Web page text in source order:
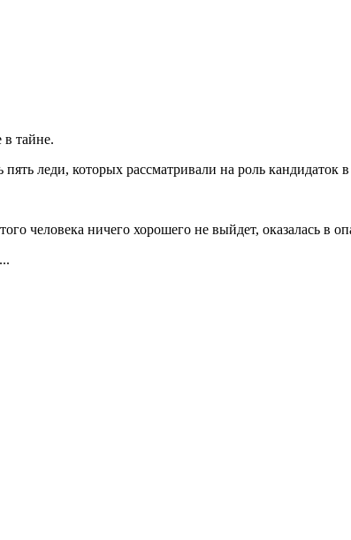
тайне.
леди, которых рассматривали на роль кандидаток
человека ничего хорошего не выйдет, оказалась в